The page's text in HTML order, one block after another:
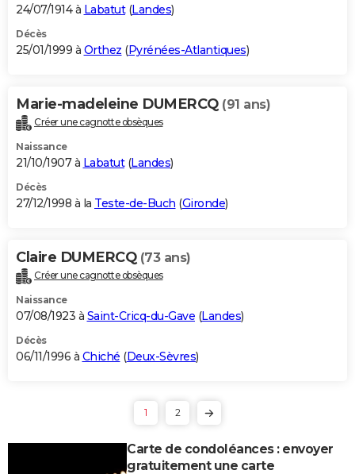
24/07/1914 à Labatut(Landes)
Décès
25/01/1999 à Orthez (Pyrénées-Atlantiques)
Marie-madeleine DUMERCQ (91 ans)
Créer une cagnotte obsèques
Naissance
21/10/1907 à Labatut(Landes)
Décès
27/12/1998 à la Teste-de-Buch (Gironde)
Claire DUMERCQ (73 ans)
Créer une cagnotte obsèques
Naissance
07/08/1923 à Saint-Cricq-du-Gave (Landes)
Décès
06/11/1996 à Chiché (Deux-Sèvres)
1 2
Carte de condoléances : envoyer
gratuitement une carte